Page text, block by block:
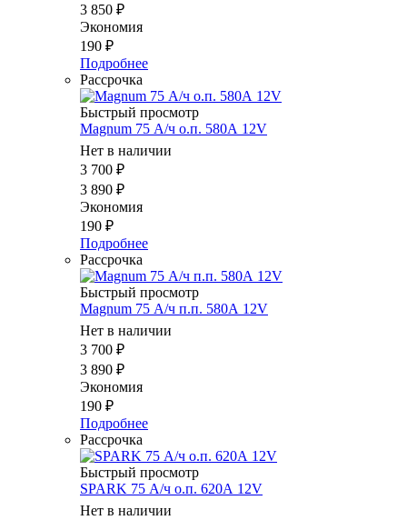
3 850 ₽
Экономия
190 ₽
Подробнее
Рассрочка
Быстрый просмотр
Magnum 75 А/ч о.п. 580А 12V
Нет в наличии
3 700 ₽
3 890 ₽
Экономия
190 ₽
Подробнее
Рассрочка
Быстрый просмотр
Magnum 75 А/ч п.п. 580А 12V
Нет в наличии
3 700 ₽
3 890 ₽
Экономия
190 ₽
Подробнее
Рассрочка
Быстрый просмотр
SPARK 75 А/ч о.п. 620А 12V
Нет в наличии